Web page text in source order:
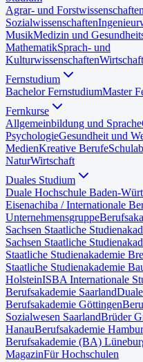
Agrar- und
Sozialwissenschaften
MusikMedizin und
MathematikSprach- und
Kulturwissenschaften
Fernstudium
Bachelor FernstudiumMaster
Fernkurse
Allgemeinbildung und Sprache
PsychologieGesundheit und
MedienKreative Berufe
NaturWirtschaft
Duales Studium
Duale Hochschule Baden-
Eisenachiba / Internationale
Unternehmensgruppe
Sachsen Staatliche
Sachsen Staatliche
Staatliche Studienakademie
Staatliche Studienakademie
HolsteinISBA Internationale
Berufsakademie Saarland
Berufsakademie Göttingen
Sozialwesen SaarlandBrüder
HanauBerufsakademie
Berufsakademie (BA)
MagazinFür Hochschulen